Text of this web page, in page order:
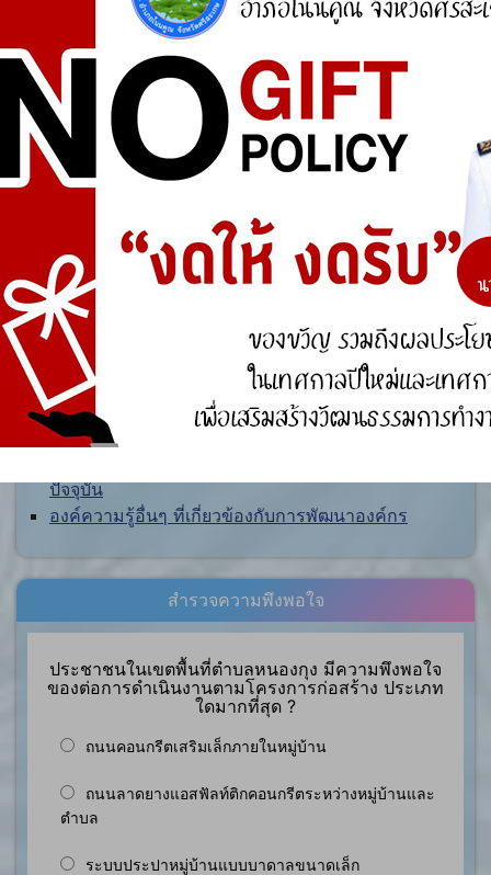
ศูนย์ร้องเรียน
สำนักงานคณะกรรมการป้องกันและปราบปรามการ
สำนักงานคณะกรรมการป้องกันและปราบปรามการ
ทุจริตในภาครัฐ
การจัดการความรู้ (KM)
องค์ความรู้ที่สนับสนุน วิสัยทัศน์ พันธกิจ ยุทธศาสตร์
ขององค์กร
องค์ความรู้จากประสบการณ์ที่องค์กรได้สั่งสมมา
ปัจจุบัน
องค์ความรู้อื่นๆ ที่เกี่ยวข้องกับการพัฒนาองค์กร
สำรวจความพึงพอใจ
ประชาชนในเขตพื้นที่ตำบลหนองกุง มีความพึงพอใจ
ของต่อการดำเนินงานตามโครงการก่อสร้าง ประเภท
ใดมากที่สุด ?
ถนนคอนกรีตเสริมเล็กภายในหมู่บ้าน
ถนนลาดยางแอสฟัลท์ติกคอนกรีตระหว่างหมู่บ้านและ
ตำบล
ระบบประปาหมู่บ้านแบบบาดาลขนาดเล็ก